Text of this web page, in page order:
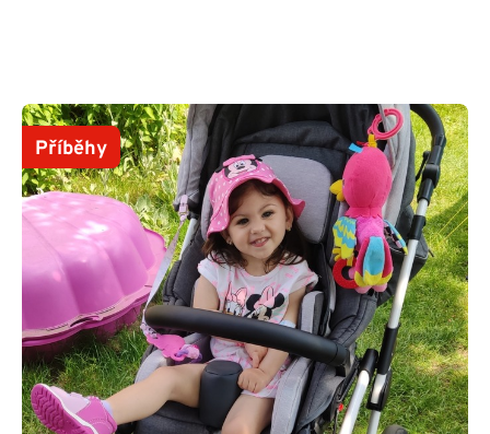
Příběhy